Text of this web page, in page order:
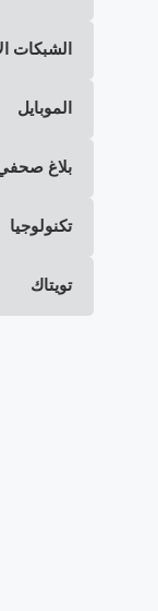
الشبكات
الموبايل
بلاغ
تكنولوجيا
تويتاك